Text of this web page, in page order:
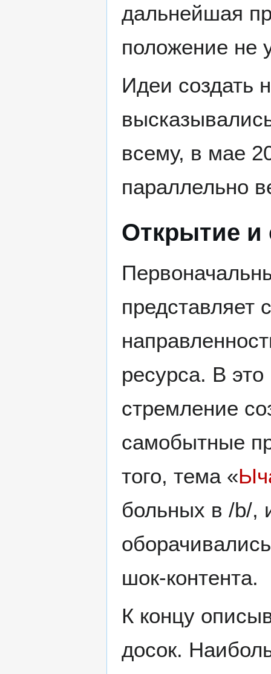
дальнейшая
положение не
Идеи создать
всему, в мае
параллельно
Открытие и
представляет
ресурса. В
стремление
самобытные
того, тема «
больных в /b/,
шок-контента.
К концу
досок.